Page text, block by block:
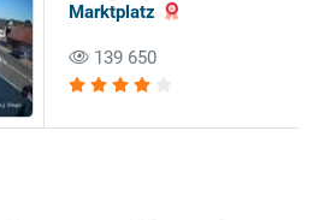
Marktplatz
139 650